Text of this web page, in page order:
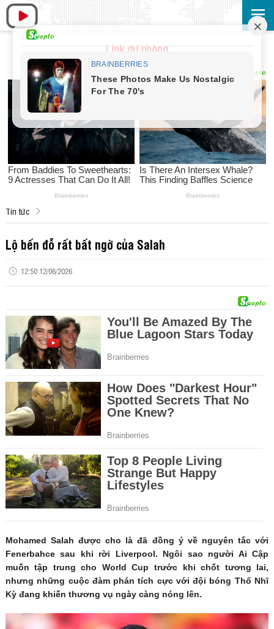
Link dự phòng
Tin tức
Lộ bến đỗ rất bất ngờ của Salah
12:50 12/06/2026
Mohamed Salah được cho là đã đồng ý về nguyên tắc với
Fenerbahce sau khi rời Liverpool. Ngôi sao người Ai Cập
muốn tập trung cho World Cup trước khi chốt tương lai,
nhưng những cuộc đàm phán tích cực với đội bóng Thổ Nhĩ
Kỳ đang khiến thương vụ ngày càng nóng lên.